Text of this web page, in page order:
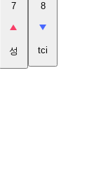
7
성
8
tci